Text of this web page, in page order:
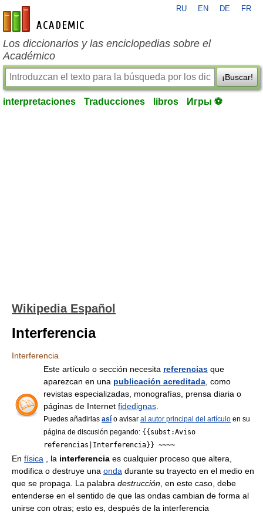
es-academic.com
RU EN DE FR
Los diccionarios y las enciclopedias sobre el
Académico
¡Buscar!
interpretaciones Traducciones libros Игры ⚽
Wikipedia Español
Interferencia
Interferencia
Este artículo o sección necesita referencias que
aparezcan en una publicación acreditada , como
revistas especializadas, monografías, prensa diaria o
páginas de Internet fidedignas
Puedes añadirlas así o avisar al autor principal del artículo en su
página de discusión pegando: {{subst:Aviso
referencias|Interferencia}} ~~~~
En física , la interferencia es cualquier proceso que altera,
modifica o destruye una onda durante su trayecto en el medio en
que se propaga. La palabra destrucción , en este caso, debe
entenderse en el sentido de que las ondas cambian de forma al
unirse con otras; esto es, después de la interferencia